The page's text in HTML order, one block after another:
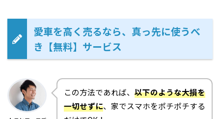
愛車を高く売るなら、真っ先に使うべ
き【無料】サービス
この方法であれば、 以下のような大損を
一切せずに、家でスマホをポチポチする